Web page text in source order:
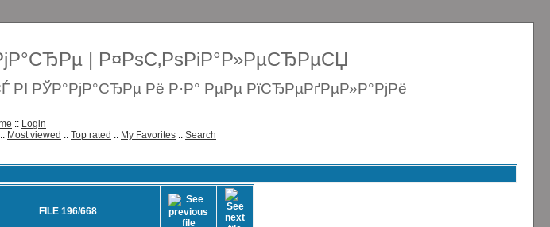
| Р¤РѕС‚РѕРіР°Р»РµСЂРµСЏ
РЎР°РјР°СЂРµ Рё Р·Р° РµРµ РїСЂРµРґРµР»Р°РјРё
:: Login
:: Most viewed :: Top rated :: My Favorites :: Search
FILE 196/668